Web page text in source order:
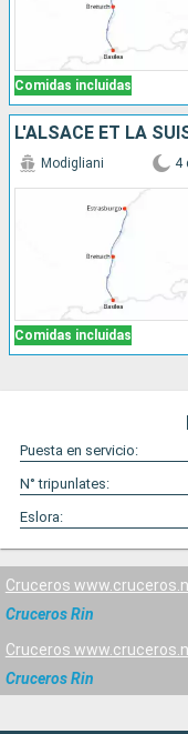
Comidas incluidas
Comidas incluidas
Modigliani 4
Puesta en servicio:
N° tripunlates:
Eslora:
Cruceros
Cruceros Rin
Cruceros
Cruceros Rin